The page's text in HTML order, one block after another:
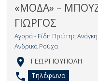
«ΜΟΔΑ» –
ΓΙΩΡΓΟΣ
Αγορά - Είδη Πρώτης
Ανδρικά Ρούχα
ΓΕΩΡΓΙΟΥΠΟΛΗ
Τηλέφωνο